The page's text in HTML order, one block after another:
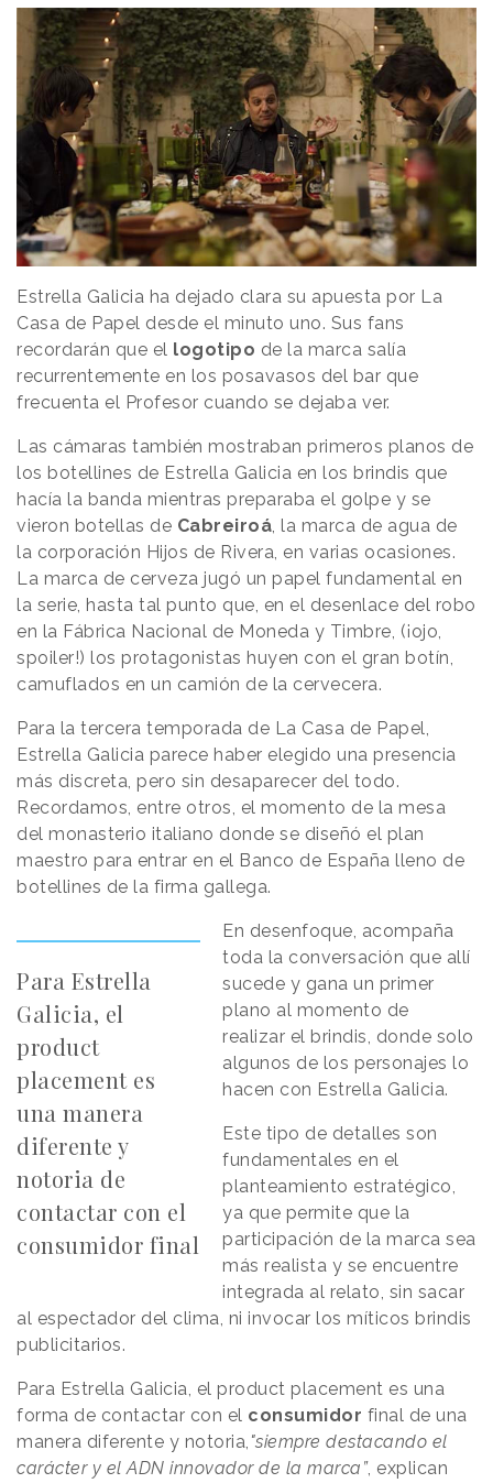
Estrella Galicia ha dejado clara su apuesta por La
Casa de Papel desde el minuto uno. Sus fans
recordarán que el logotipo de la marca salía
recurrentemente en los posavasos del bar que
frecuenta el Profesor cuando se dejaba ver.
Las cámaras también mostraban primeros planos de
los botellines de Estrella Galicia en los brindis que
hacía la banda mientras preparaba el golpe y se
vieron botellas de Cabreiroá, la marca de agua de
la corporación Hijos de Rivera, en varias ocasiones.
La marca de cerveza jugó un papel fundamental en
la serie, hasta tal punto que, en el desenlace del robo
en la Fábrica Nacional de Moneda y Timbre, (¡ojo,
spoiler!) los protagonistas huyen con el gran botín,
camuflados en un camión de la cervecera.
Para la tercera temporada de La Casa de Papel,
Estrella Galicia parece haber elegido una presencia
más discreta, pero sin desaparecer del todo.
Recordamos, entre otros, el momento de la mesa
del monasterio italiano donde se diseñó el plan
maestro para entrar en el Banco de España lleno de
botellines de la firma gallega.
Para Estrella
Galicia, el
product
placement es
una manera
diferente y
notoria de
contactar con el
consumidor final
En desenfoque, acompaña
toda la conversación que allí
sucede y gana un primer
plano al momento de
realizar el brindis, donde solo
algunos de los personajes lo
hacen con Estrella Galicia.
Este tipo de detalles son
fundamentales en el
planteamiento estratégico,
ya que permite que la
participación de la marca sea
más realista y se encuentre
integrada al relato, sin sacar
al espectador del clima, ni invocar los míticos brindis
publicitarios.
Para Estrella Galicia, el product placement es una
forma de contactar con el consumidor final de una
manera diferente y notoria, "siempre destacando el
carácter y el ADN innovador de la marca”, explican